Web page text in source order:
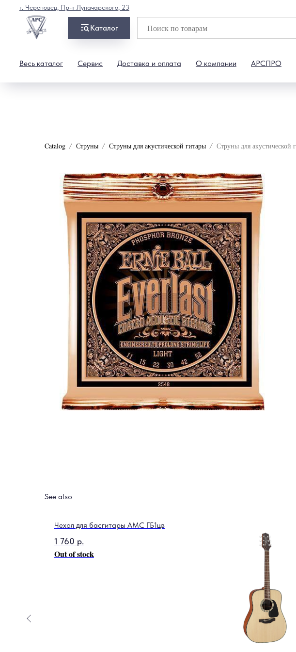
Каталог
Весь каталог Сервис Доставка и оплата О компании АРСПРО
г. Череповец, Пр-т Луначарского, 23
Catalog Струны Струны для акустической гитары
See also
Чехол для басгитары АМС ГБ1цв
1 760 р.
Out of stock